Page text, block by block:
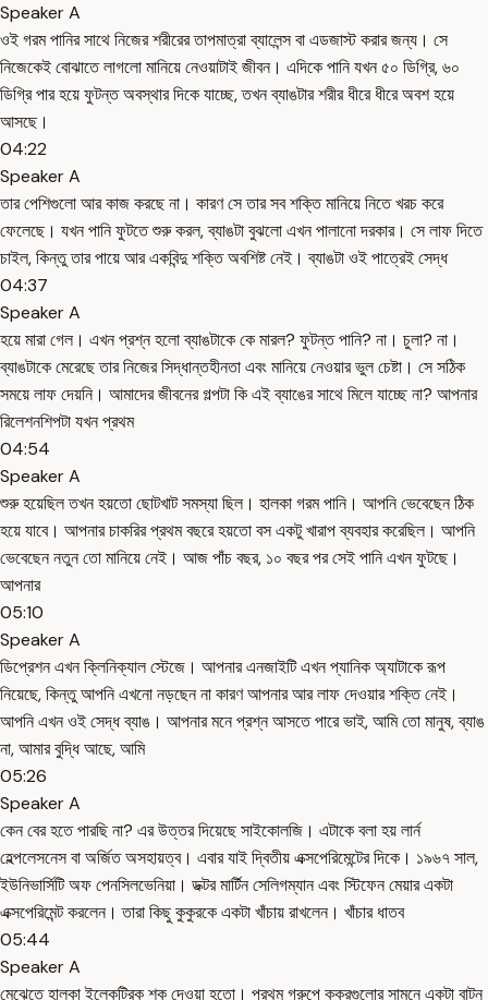
Speaker A
ওই গরম পানির সাথে নিজের শরীরের তাপমাত্রা ব্যালেন্স বা এডজাস্ট করার জন্য। সে
নিজেকেই বোঝাতে লাগলো মানিয়ে নেওয়াটাই জীবন। এদিকে পানি যখন ৫০ ডিগ্রি, ৬০
ডিগ্রি পার হয়ে ফুটন্ত অবস্থার দিকে যাচ্ছে, তখন ব্যাঙটার শরীর ধীরে ধীরে অবশ হয়ে
আসছে।
04:22
Speaker A
তার পেশিগুলো আর কাজ করছে না। কারণ সে তার সব শক্তি মানিয়ে নিতে খরচ করে
ফেলেছে। যখন পানি ফুটতে শুরু করল, ব্যাঙটা বুঝলো এখন পালানো দরকার। সে লাফ দিতে
চাইল, কিন্তু তার পায়ে আর একবিন্দু শক্তি অবশিষ্ট নেই। ব্যাঙটা ওই পাত্রেই সেদ্ধ
04:37
Speaker A
হয়ে মারা গেল। এখন প্রশ্ন হলো ব্যাঙটাকে কে মারল? ফুটন্ত পানি? না। চুলা? না।
ব্যাঙটাকে মেরেছে তার নিজের সিদ্ধান্তহীনতা এবং মানিয়ে নেওয়ার ভুল চেষ্টা। সে সঠিক
সময়ে লাফ দেয়নি। আমাদের জীবনের গল্পটা কি এই ব্যাঙের সাথে মিলে যাচ্ছে না? আপনার
রিলেশনশিপটা যখন প্রথম
04:54
Speaker A
শুরু হয়েছিল তখন হয়তো ছোটখাট সমস্যা ছিল। হালকা গরম পানি। আপনি ভেবেছেন ঠিক
হয়ে যাবে। আপনার চাকরির প্রথম বছরে হয়তো বস একটু খারাপ ব্যবহার করেছিল। আপনি
ভেবেছেন নতুন তো মানিয়ে নেই। আজ পাঁচ বছর, ১০ বছর পর সেই পানি এখন ফুটছে।
আপনার
05:10
Speaker A
ডিপ্রেশন এখন ক্লিনিক্যাল স্টেজে। আপনার এনজাইটি এখন প্যানিক অ্যাটাকে রূপ
নিয়েছে, কিন্তু আপনি এখনো নড়ছেন না কারণ আপনার আর লাফ দেওয়ার শক্তি নেই।
আপনি এখন ওই সেদ্ধ ব্যাঙ। আপনার মনে প্রশ্ন আসতে পারে ভাই, আমি তো মানুষ, ব্যাঙ
না, আমার বুদ্ধি আছে, আমি
05:26
Speaker A
কেন বের হতে পারছি না? এর উত্তর দিয়েছে সাইকোলজি। এটাকে বলা হয় লার্ন
হেল্পলেসনেস বা অর্জিত অসহায়ত্ব। এবার যাই দ্বিতীয় এক্সপেরিমেন্টের দিকে। ১৯৬৭ সাল,
ইউনিভার্সিটি অফ পেনসিলভেনিয়া। ডক্টর মার্টিন সেলিগম্যান এবং স্টিফেন মেয়ার একটা
এক্সপেরিমেন্ট করলেন। তারা কিছু কুকুরকে একটা খাঁচায় রাখলেন। খাঁচার ধাতব
05:44
Speaker A
মেঝেতে হালকা ইলেকট্রিক শক দেওয়া হতো। প্রথম গ্রুপে কুকুরগুলোর সামনে একটা বাটন